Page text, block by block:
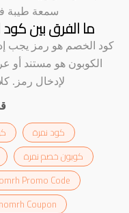
سمعة طيبة
ما الفرق بين
كود الخصم هو رمز يجب
الكوبون هو مستند
لإدخال رمز.
كود نمرة
كوبون خصم نمرة
Promo Code
nomrh Coupon